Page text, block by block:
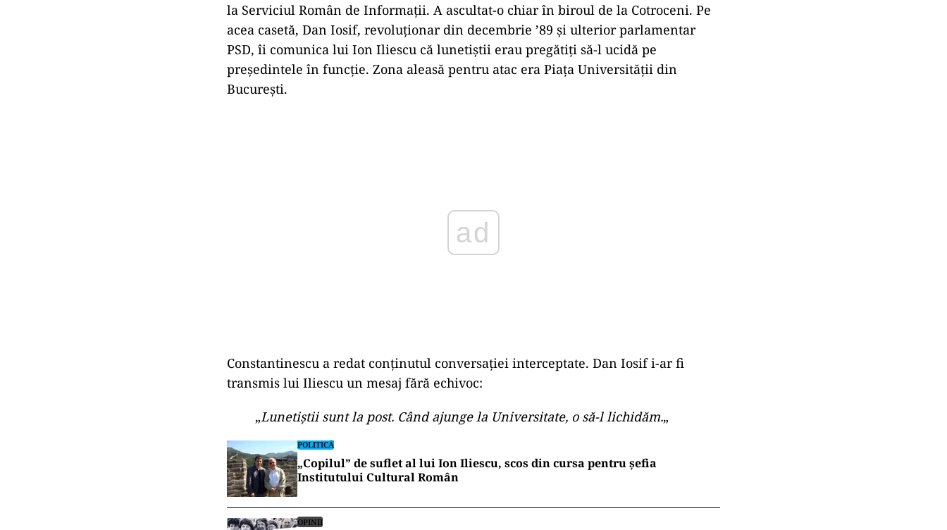
la Serviciul Român de Informații. A ascultat-o chiar în biroul de la Cotroceni. Pe
acea casetă, Dan Iosif, revoluționar din decembrie ’89 și ulterior parlamentar
PSD, îi comunica lui Ion Iliescu că lunetiștii erau pregătiți să-l ucidă pe
președintele în funcție. Zona aleasă pentru atac era Piața Universității din
București.
Constantinescu a redat conținutul conversației interceptate. Dan Iosif i-ar fi
transmis lui Iliescu un mesaj fără echivoc:
„Lunetiștii sunt la post. Când ajunge la Universitate, o să-l lichidăm.„
POLITICĂ
„Copilul” de suflet al lui Ion Iliescu, scos din cursa pentru șefia
Institutului Cultural Român
OPINII